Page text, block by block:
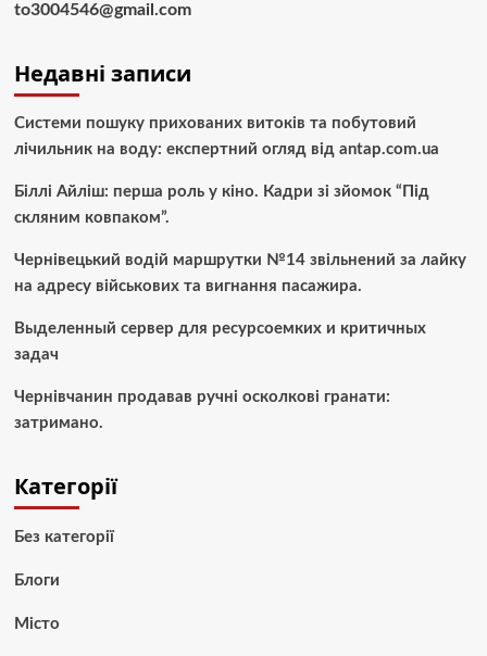
to3004546@gmail.com
Недавні записи
Системи пошуку прихованих витоків та побутовий
лічильник на воду: експертний огляд від antap.com.ua
Біллі Айліш: перша роль у кіно. Кадри зі зйомок “Під
скляним ковпаком”.
Чернівецький водій маршрутки №14 звільнений за лайку
на адресу військових та вигнання пасажира.
Выделенный сервер для ресурсоемких и критичных
задач
Чернівчанин продавав ручні осколкові гранати:
затримано.
Категорії
Без категорії
Блоги
Місто